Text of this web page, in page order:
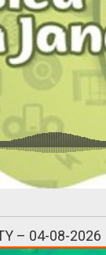
– 04-08-2026